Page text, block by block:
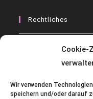
Cookie-
Wir verwenden
speichern und/oder darauf
Rechtliches
AGB